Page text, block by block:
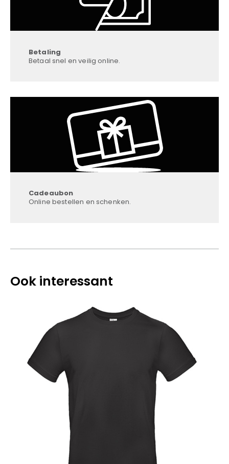
Betaling
Betaal snel en veilig online.
Cadeaubon
Online bestellen en schenken.
Ook interessant